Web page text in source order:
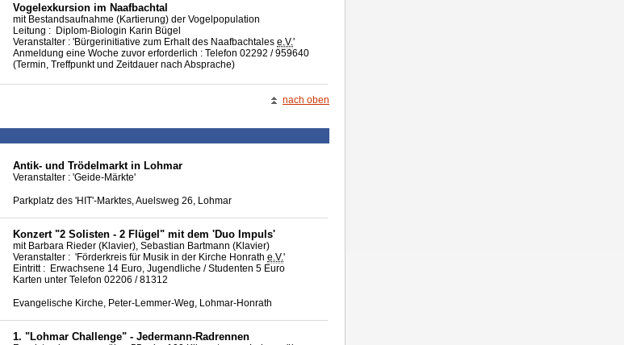
Vogelexkursion im Naafbachtal
mit Bestandsaufnahme (Kartierung) der Vogelpopulation
Leitung : Diplom-Biologin Karin Bügel
Veranstalter : 'Bürgerinitiative zum Erhalt des Naafbachtales e.V.'
Anmeldung eine Woche zuvor erforderlich : Telefon 02292 / 959640
(Termin, Treffpunkt und Zeitdauer nach Absprache)
nach oben
Antik- und Trödelmarkt in Lohmar
Veranstalter : 'Geide-Märkte'
Parkplatz des 'HIT'-Marktes, Auelsweg 26, Lohmar
Konzert "2 Solisten - 2 Flügel" mit dem 'Duo Impuls'
mit Barbara Rieder (Klavier), Sebastian Bartmann (Klavier)
Veranstalter : 'Förderkreis für Musik in der Kirche Honrath e.V.'
Eintritt : Erwachsene 14 Euro, Jugendliche / Studenten 5 Euro
Karten unter Telefon 02206 / 81312
Evangelische Kirche, Peter-Lemmer-Weg, Lohmar-Honrath
1. "Lohmar Challenge" - Jedermann-Radrennen